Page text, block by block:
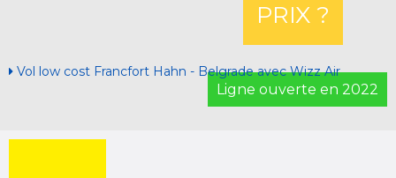
PRIX ?
Vol low cost Francfort Hahn - Belgrade avec Wizz Air
Ligne ouverte en 2022